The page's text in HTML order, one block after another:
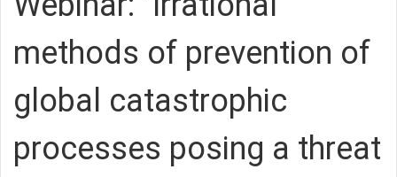
methods of prevention of
global catastrophic
processes posing a threat